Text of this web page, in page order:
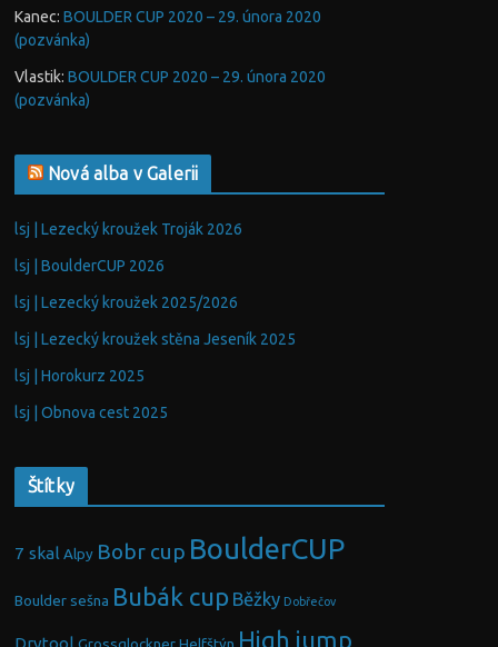
Kanec: BOULDER CUP 2020 – 29. února 2020
(pozvánka)
Vlastik: BOULDER CUP 2020 – 29. února 2020
(pozvánka)
Nová alba v Galerii
lsj | Lezecký kroužek Troják 2026
lsj | BoulderCUP 2026
lsj | Lezecký kroužek 2025/2026
lsj | Lezecký kroužek stěna Jeseník 2025
lsj | Horokurz 2025
lsj | Obnova cest 2025
Štítky
7 skal Alpy Bobr cup BoulderCUP
Boulder sešna Bubák cup Běžky Dobřečov
Drytool High jump